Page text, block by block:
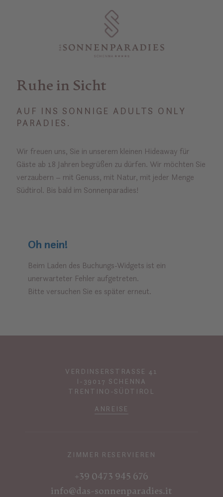
Ruhe in Sicht
AUF INS SONNIGE ADULTS ONLY
PARADIES.
Wir freuen uns, Sie in unserem kleinen Hideaway für
Gäste ab 18 Jahren begrüßen zu dürfen. Wir möchten Sie
verzaubern – mit Genuss, mit Natur, mit jeder Menge
Südtirol. Bis bald im Sonnenparadies!
Oh nein!
Beim Laden des Buchungs-Widgets ist ein
unerwarteter Fehler aufgetreten.
Bitte versuchen Sie es später erneut.
VERDINSERSTRASSE 41
I-39017 SCHENNA
TRENTINO-SÜDTIROL
ANREISE
ZIMMER RESERVIEREN
+39 0473 945 676
info@das-sonnenparadies.it